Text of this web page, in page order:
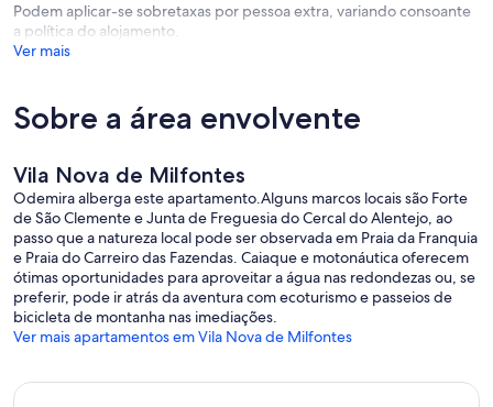
Podem aplicar-se sobretaxas por pessoa extra, variando consoante
a política do alojamento.
Ver mais
Sobre a área envolvente
Vila Nova de Milfontes
Odemira alberga este apartamento.Alguns marcos locais são Forte
de São Clemente e Junta de Freguesia do Cercal do Alentejo, ao
passo que a natureza local pode ser observada em Praia da Franquia
e Praia do Carreiro das Fazendas. Caiaque e motonáutica oferecem
ótimas oportunidades para aproveitar a água nas redondezas ou, se
preferir, pode ir atrás da aventura com ecoturismo e passeios de
bicicleta de montanha nas imediações.
Ver mais apartamentos em Vila Nova de Milfontes